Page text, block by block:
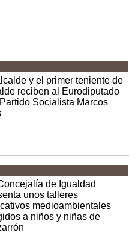
y el primer teniente de
reciben al Eurodiputado
Socialista Marcos
de Igualdad
unos talleres
medioambientales
a niños y niñas de